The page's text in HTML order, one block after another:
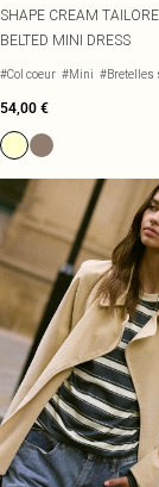
SHAPE CREAM
BELTED MINI DRESS
#Col coeur #Mini #Bretelles
54,00 €